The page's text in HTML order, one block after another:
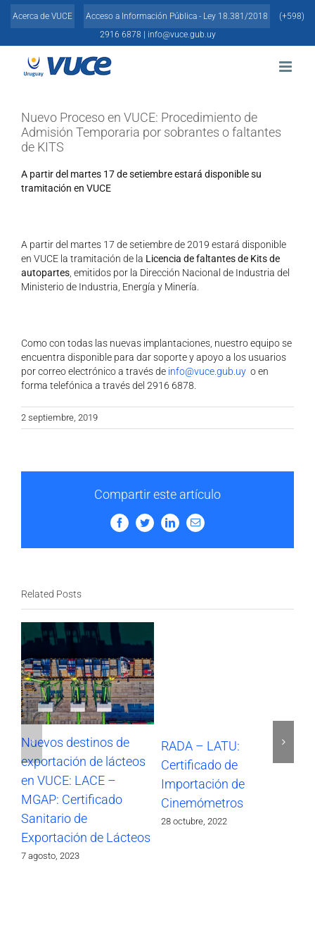
Skip
Acerca de VUCE Acceso a Información Pública - Ley 18.381/2018
(+598)
2916 6878 |
info@vuce.gub.uy
Nuevo Proceso en VUCE: Procedimiento de
Admisión Temporaria por sobrantes o faltantes
de KITS
A partir del martes 17 de setiembre estará disponible su
tramitación en VUCE
A partir del martes 17 de setiembre de 2019 estará disponible
en VUCE la tramitación de la Licencia de faltantes de Kits de
autopartes , emitidos por la Dirección Nacional de Industria del
Ministerio de Industria, Energía y Minería.
Como con todas las nuevas implantaciones, nuestro equipo se
encuentra disponible para dar soporte y apoyo a los usuarios
por correo electrónico a través de info@vuce.gub.uy o en
forma telefónica a través del 2916 6878.
2 septiembre, 2019
Compartir este artículo
FacebookTwitterLinkedInEmail
Related Posts
Nuevos destinos de
exportación de lácteos
en VUCE: LACE –
MGAP: Certificado
Sanitario de
Exportación de Lácteos
7 agosto, 2023
RADA – LATU:
Certificado de
Importación de
Cinemómetros
28 octubre, 2022